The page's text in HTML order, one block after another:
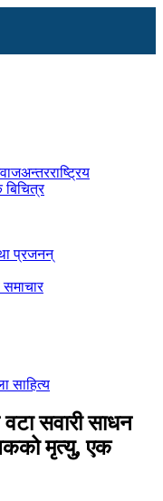
अन्तरराष्ट्रिय
बिचित्र
प्रजनन्
साहित्य
सवारी साधन
मृत्यु, एक